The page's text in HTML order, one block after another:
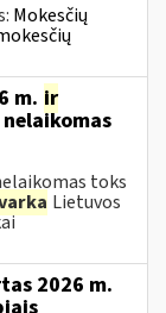
Mokesčių
m. ir
toks
Lietuvos
2026 m.